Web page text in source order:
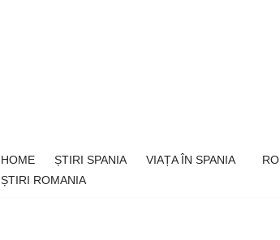
HOME ȘTIRI SPANIA VIAȚA ÎN SPANIA
ȘTIRI ROMANIA